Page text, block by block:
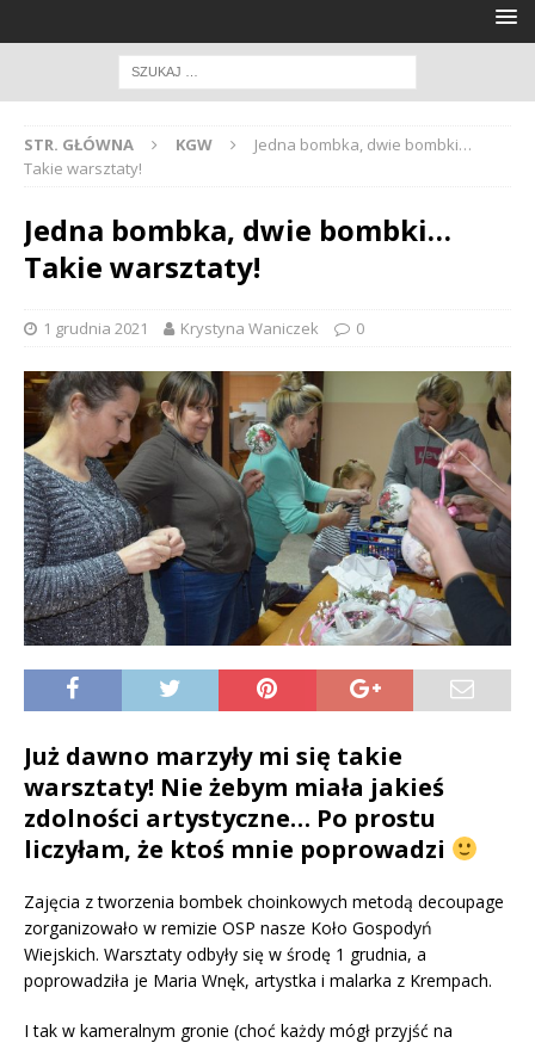
STR. GŁÓWNA KGW
Jedna bombka, dwie bombki…
Takie warsztaty!
Jedna bombka, dwie bombki…
Takie warsztaty!
1 grudnia 2021 Krystyna Waniczek 0
Już dawno marzyły mi się takie
warsztaty! Nie żebym miała jakieś
zdolności artystyczne… Po prostu
liczyłam, że ktoś mnie poprowadzi
Zajęcia z tworzenia bombek choinkowych metodą decoupage
zorganizowało w remizie OSP nasze Koło Gospodyń
Wiejskich. Warsztaty odbyły się w środę 1 grudnia, a
poprowadziła je Maria Wnęk, artystka i malarka z Krempach.
I tak w kameralnym gronie (choć każdy mógł przyjść na